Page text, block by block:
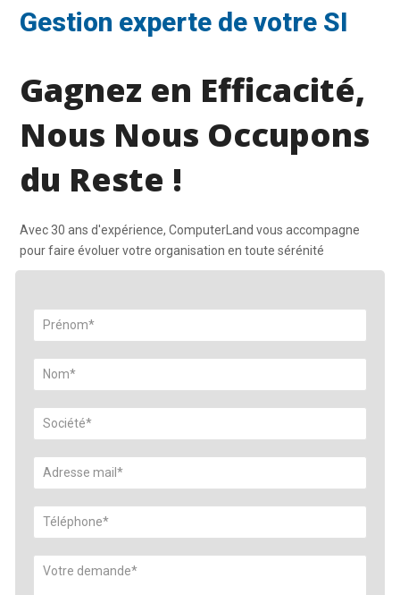
Gestion experte de votre SI
Gagnez en Efficacité,
Nous Nous Occupons
du Reste !
Avec 30 ans d'expérience, ComputerLand vous accompagne
pour faire évoluer votre organisation en toute sérénité